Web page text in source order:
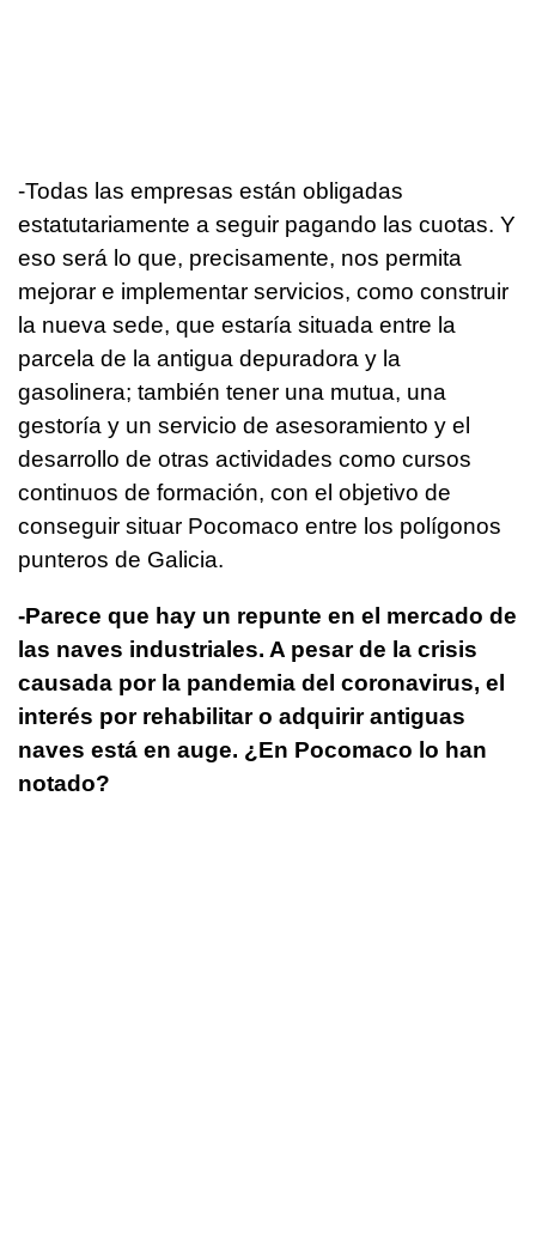
-Todas las empresas están obligadas
estatutariamente a seguir pagando las cuotas. Y
eso será lo que, precisamente, nos permita
mejorar e implementar servicios, como construir
la nueva sede, que estaría situada entre la
parcela de la antigua depuradora y la
gasolinera; también tener una mutua, una
gestoría y un servicio de asesoramiento y el
desarrollo de otras actividades como cursos
continuos de formación, con el objetivo de
conseguir situar Pocomaco entre los polígonos
punteros de Galicia.
-Parece que hay un repunte en el mercado de
las naves industriales. A pesar de la crisis
causada por la pandemia del coronavirus, el
interés por rehabilitar o adquirir antiguas
naves está en auge. ¿En Pocomaco lo han
notado?